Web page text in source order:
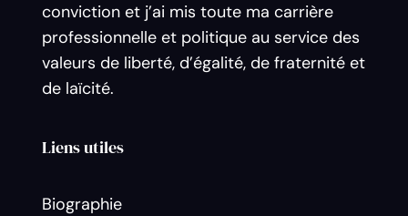
conviction et j’ai mis toute ma carrière
professionnelle et politique au service des
valeurs de liberté, d’égalité, de fraternité et
de laïcité.
Liens utiles
Biographie